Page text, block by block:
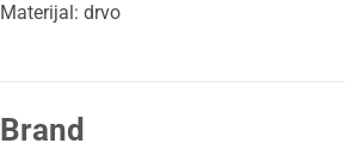
Materijal: drvo
Brand